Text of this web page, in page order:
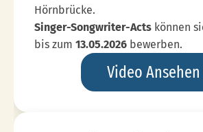
Hörnbrücke.
Singer-Songwriter-Acts können
bis zum 13.05.2026 bewerben.
Video Ansehen
Mark
Smith